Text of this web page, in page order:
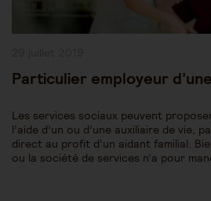
Particulier employeur
Les services sociaux peuvent
l’aide d’un ou d’une auxiliaire de vie,
direct au profit d’un aidant familial.
ou la société de services n’a pour